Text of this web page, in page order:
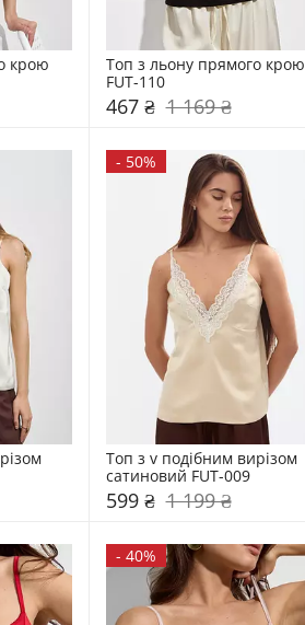
крою
Топ з льону прямого крою
FUT-110
467 ₴ 1 169 ₴
- 50%
Топ з v подібним вирізом
сатиновий FUT-009
599 ₴ 1 199 ₴
- 40%